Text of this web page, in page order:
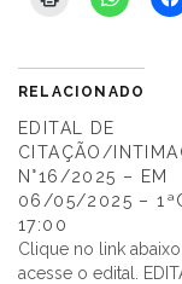
RELACIONADO
EDITAL DE
CITAÇÃO/
N°16/2025 – EM
06/05/2025 –
17:00
Clique no link
acesse o edital.